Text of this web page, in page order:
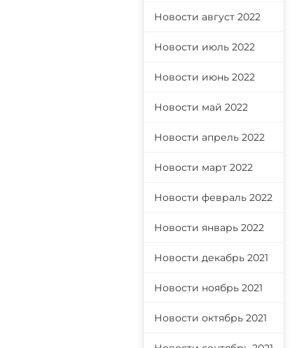
Новости август 2022
Новости июль 2022
Новости июнь 2022
Новости май 2022
Новости апрель 2022
Новости март 2022
Новости февраль 2022
Новости январь 2022
Новости декабрь 2021
Новости ноябрь 2021
Новости октябрь 2021